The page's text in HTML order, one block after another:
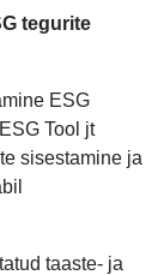
tegurite
ESG
Tool jt
sisestamine ja
taaste- ja